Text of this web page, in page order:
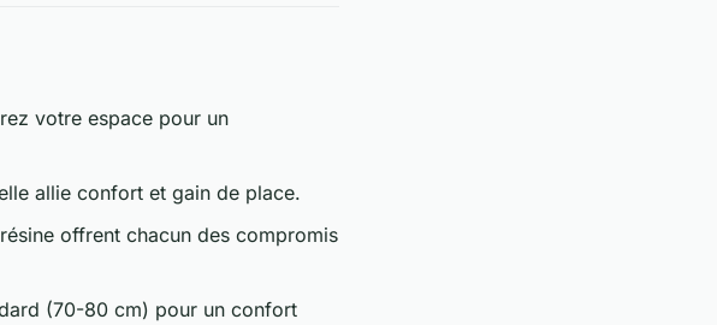
votre espace pour un
allie confort et gain de place.
offrent chacun des compromis
(70-80 cm) pour un confort